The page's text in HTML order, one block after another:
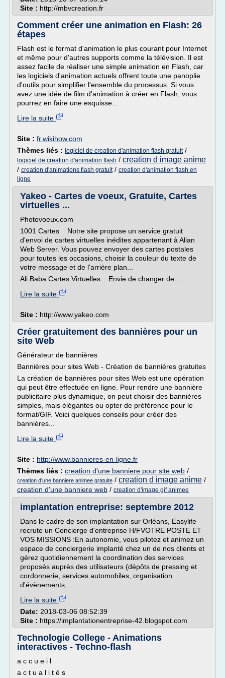
Site : http://mbvcreation.fr
Comment créer une animation en Flash: 26
étapes
Flash est le format d'animation le plus courant pour Internet
et même pour d'autres supports comme la télévision. Il est
assez facile de réaliser une simple animation en Flash, car
les logiciels d'animation actuels offrent toute une panoplie
d'outils pour simplifier l'ensemble du processus. Si vous
avez une idée de film d'animation à créer en Flash, vous
pourrez en faire une esquisse...
Lire la suite
Site : fr.wikihow.com
Thèmes liés : logiciel de creation d'animation flash gratuit/
logiciel de creation d'animation flash / creation d image anime
/ creation d'animations flash gratuit/ creation d'animation flash en
ligne
Yakeo - Cartes de voeux, Gratuite, Cartes
virtuelles ...
Photovoeux.com
1001 Cartes Notre site propose un service gratuit
d'envoi de cartes virtuelles inédites appartenant à Alian
Web Server. Vous pouvez envoyer des cartes postales
pour toutes les occasions, choisir la couleur du texte de
votre message et de l'arrière plan...
Ali Baba Cartes Virtuelles Envie de changer de...
Lire la suite
Site : http://www.yakeo.com
Créer gratuitement des bannières pour un
site Web
Générateur de bannières
Bannières pour sites Web - Création de bannières gratuites
La création de bannières pour sites Web est une opération
qui peut être effectuée en ligne. Pour rendre une bannière
publicitaire plus dynamique, on peut choisir des bannières
simples, mais élégantes ou opter de préférence pour le
format/GIF. Voici quelques conseils pour créer des
bannières...
Lire la suite
Site : http://www.bannieres-en-ligne.fr
Thèmes liés : creation d'une banniere pour site web /
creation d'une banniere animee gratuite / creation d image anime /
creation d'une banniere web / creation d'image gif animee
implantation entreprise: septembre 2012
Dans le cadre de son implantation sur Orléans, Easylife
recrute un Concierge d'entreprise H/FVOTRE POSTE ET
VOS MISSIONS :En autonomie, vous pilotez et animez un
espace de conciergerie implanté chez un de nos clients et
gérez quotidiennement la coordination des services
proposés auprès des utilisateurs (dépôts de pressing et
cordonnerie, services automobiles, organisation
d'évènements,...
Lire la suite
Date: 2018-03-06 08:52:39
Site : https://implantationentreprise-42.blogspot.com
Technologie College - Animations
interactives - Techno-flash
a c c u e i l
a c t u a l i t é s